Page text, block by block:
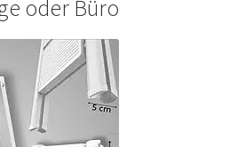
oder Büro